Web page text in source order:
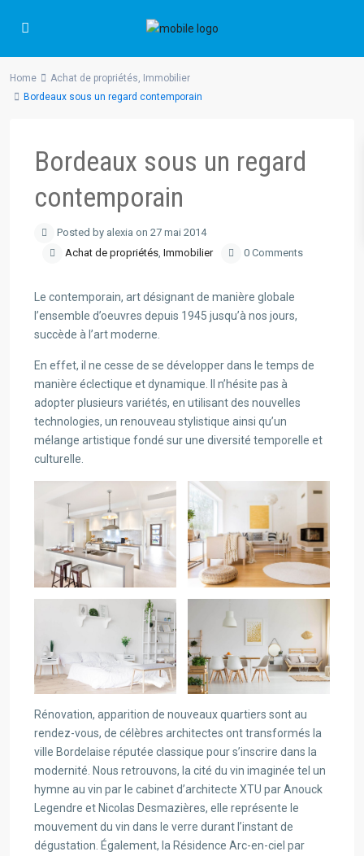
Home Achat de propriétés, Immobilier
Bordeaux sous un regard contemporain
Bordeaux sous un regard
contemporain
Posted by alexia on 27 mai 2014
Achat de propriétés, Immobilier 0 Comments
Le contemporain, art désignant de manière globale
l’ensemble d’oeuvres depuis 1945 jusqu’à nos jours,
succède à l’art moderne.
En effet, il ne cesse de se développer dans le temps de
manière éclectique et dynamique. Il n’hésite pas à
adopter plusieurs variétés, en utilisant des nouvelles
technologies, un renouveau stylistique ainsi qu’un
mélange artistique fondé sur une diversité temporelle et
culturelle.
Rénovation, apparition de nouveaux quartiers sont au
rendez-vous, de célèbres architectes ont transformés la
ville Bordelaise réputée classique pour s’inscrire dans la
modernité. Nous retrouvons, la cité du vin imaginée tel un
hymne au vin par le cabinet d’architecte XTU par Anouck
Legendre et Nicolas Desmazières, elle représente le
mouvement du vin dans le verre durant l’instant de
dégustation. Également, la Résidence Arc-en-ciel par